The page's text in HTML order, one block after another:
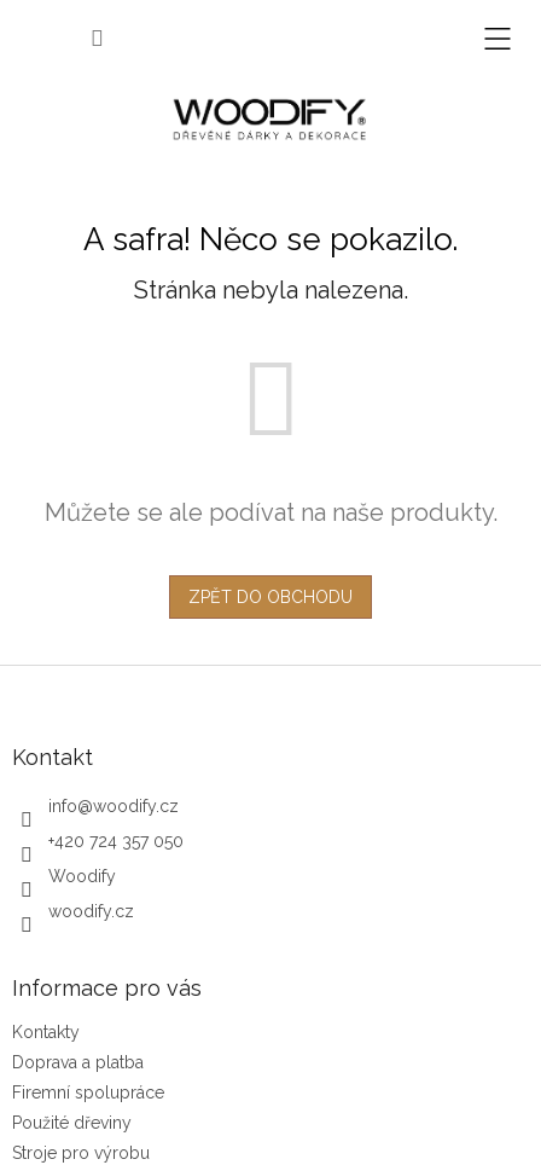
A safra! Něco se pokazilo.
Stránka nebyla nalezena.
Můžete se ale podívat na naše produkty.
ZPĚT DO OBCHODU
Kontakt
info@woodify.cz
+420 724 357 050
Woodify
woodify.cz
Informace pro vás
Kontakty
Doprava a platba
Firemní spolupráce
Použité dřeviny
Stroje pro výrobu